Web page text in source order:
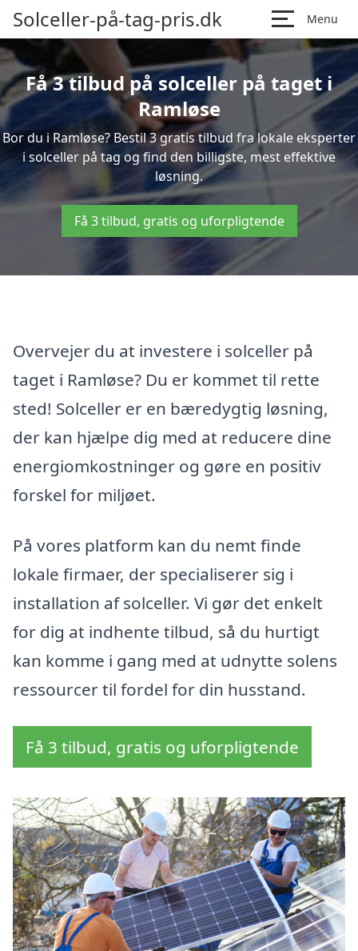
Solceller-på-tag-pris.dk Menu
Få 3 tilbud på solceller på taget i
Ramløse
Bor du i Ramløse? Bestil 3 gratis tilbud fra lokale eksperter
i solceller på tag og find den billigste, mest effektive
løsning.
Få 3 tilbud, gratis og uforpligtende
Overvejer du at investere i solceller på
taget i Ramløse? Du er kommet til rette
sted! Solceller er en bæredygtig løsning,
der kan hjælpe dig med at reducere dine
energiomkostninger og gøre en positiv
forskel for miljøet.
På vores platform kan du nemt finde
lokale firmaer, der specialiserer sig i
installation af solceller. Vi gør det enkelt
for dig at indhente tilbud, så du hurtigt
kan komme i gang med at udnytte solens
ressourcer til fordel for din husstand.
Få 3 tilbud, gratis og uforpligtende